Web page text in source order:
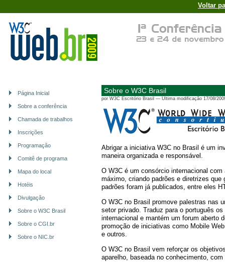
Voltar
Página Inicial
Sobre a conferência
Chamada de trabalhos
Inscrições
Programação
Comitê de programa
Mapa do local
Hotéis
Divulgação
Sobre o W3C Brasil
Sobre o CGI.br
Sobre o NIC.br
Sobre o W3C Brasil
por W3C Escritório Brasil — Última modificação 17/08/
Abrigar a iniciativa W3C no Brasil é um
maneira organizada e responsável.
O W3C é um consórcio internacional
máximo, criando padrões e diretrizes
padrões foram já publicados, entre eles
O W3C no Brasil promove palestras nas
setor privado. Traduz para o português
internacional e mantém um forum aberto
promoção de iniciativas como Mobile
e outros.
O W3C no Brasil vem reforçar os
aparelho, baseada no conhecimento,